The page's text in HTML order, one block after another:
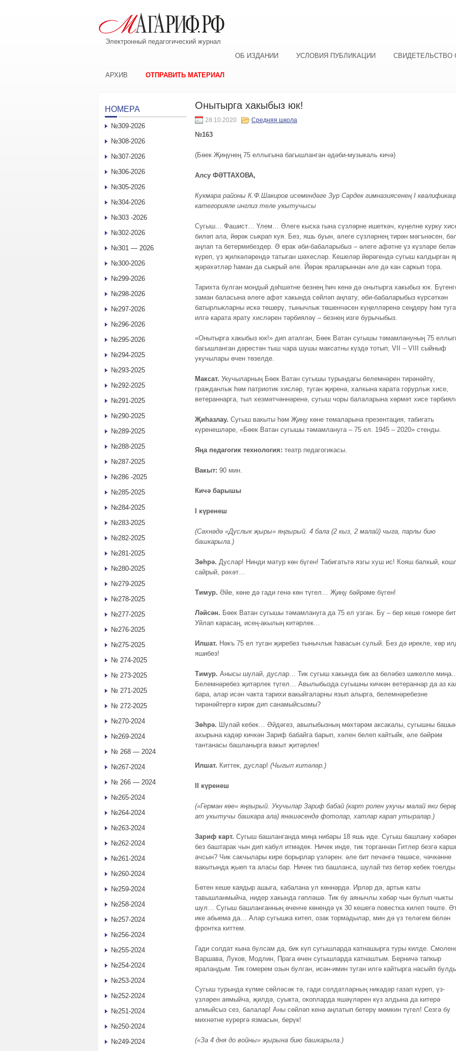
Электронный педагогический журнал
ОБ ИЗДАНИИ
УСЛОВИЯ ПУБЛИКАЦИИ СВИДЕТЕЛЬСТВО
АРХИВ ОТПРАВИТЬ МАТЕРИАЛ
Онытырга хакыбыз юк!
28.10.2020 Средняя школа
№163
(Бөек Җиңүнең 75 еллыгына багышланган әдәби-музыкаль кичә)
Алсу ФӘТТАХОВА,
Кукмара районы К.Ф.Шакиров исемендәге Зур Сәрдек гимназиясенең I
категорияле инглиз теле укытучысы
Сугыш… Фашист… Үлем… Әлеге кыска гына сүзләрне ишеткәч, күңелне курку
биләп ала, йөрәк сыкрап куя. Без, яшь буын, әлеге сүзләрнең тирән мәгънәсен,
аңлап та бетермибездер. Ә ерак әби-бабаларыбыз – әлеге афәтне үз күзләре
күреп, үз җилкәләрендә татыган шәхесләр. Кешеләр йөрәгендә сугыш калдырган
җәрәхәтләр һаман да сыкрый әле. Йөрәк яраларыннан әле дә кан саркып тора.
Тарихта булган мондый дәһшәтне безнең һич кенә дә онытырга хакыбыз юк.
заман баласына әлеге афәт хакында сөйләп аңлату, әби-бабаларыбыз күрсәткән
батырлыкларны искә төшерү, тынычлык төшенчәсен күңелләренә сеңдерү һәм
илгә карата ярату хисләрен тәрбияләү – безнең изге бурычыбыз.
«Онытырга хакыбыз юк!» дип аталган, Бөек Ватан сугышы тәмамлануның 75
багышланган дәрестән тыш чара шушы максатны күздә тотып, VII – VIII сыйныф
укучылары өчен төзелде.
Максат. Укучыларның Бөек Ватан сугышы турындагы белемнәрен тирәнәйтү,
гражданлык һәм патриотик хисләр, туган җиренә, халкына карата горурлык хисе,
ветераннарга, тыл хезмәтчәннәренә, сугыш чоры балаларына хөрмәт хисе
Җиһазлау. Сугыш вакыты һәм Җиңү көне темаларына презентация, табигать
күренешләре, «Бөек Ватан сугышы тәмамлануга – 75 ел. 1945 – 2020» стенды.
Яңа педагогик технология: театр педагогикасы.
Вакыт: 90 мин.
Кичә барышы
I күренеш
(Сәхнәдә «Дуслык җыры» яңгырый. 4 бала (2 кыз, 2 малай) чыга, парлы бию
башкарыла.)
Зөһрә. Дуслар! Нинди матур көн бүген! Табигатьтә язгы хуш ис! Кояш балкый,
сайрый, рәхәт…
Тимур. Әйе, көне дә гади генә көн түгел… Җиңү бәйрәме бүген!
Ләйсән. Бөек Ватан сугышы тәмамлануга да 75 ел узган. Бу – бер кеше гомере
Уйлап карасаң, исең-акылың китәрлек…
Илшат. Нәкъ 75 ел туган җиребез тынычлык һавасын сулый. Без дә ирекле, хөр
яшибез!
Тимур. Анысы шулай, дуслар… Тик сугыш хакында бик аз беләбез шикелле
Белемнәребез җитәрлек түгел… Авылыбызда сугышны кичкән ветераннар да аз
бара, алар исән чакта тарихи вакыйгаларны язып алырга, белемнәребезне
тирәнәйтергә кирәк дип санамыйсызмы?
Зөһрә. Шулай кебек… Әйдәгез, авылыбызның мөхтәрәм аксакалы, сугышны
ахырына кадәр кичкән Зариф бабайга барып, хәлен белеп кайтыйк, әле бәйрәм
тантанасы башланырга вакыт җитәрлек!
Илшат. Киттек, дуслар! (Чыгып китәләр.)
II күренеш
(«Герман көе» яңгырый. Укучылар Зариф бабай (карт ролен укучы малай яки
ат укытучы башкара ала) янәшәсендә фотолар, хатлар карап утыралар.)
Зариф карт. Сугыш башланганда миңа нибары 18 яшь иде. Сугыш башлану
без баштарак чын дип кабул итмәдек. Ничек инде, тик торганнан Гитлер безгә
ачсын? Чик сакчылары кире борырлар үзләрен: әле бит печәнгә төшәсе, чәчкәнне
вакытында җыеп та аласы бар. Ничек тиз башланса, шулай тиз бетәр кебек тоелды.
Бөтен кеше каядыр ашыга, кабалана ул көннәрдә. Ирләр дә, артык каты
тавышланмыйча, нидер хакында гәпләшә. Тик бу аянычлы хәбәр чын булып чыкты
шул… Сугыш башланганның өченче көнендә үк 30 кешегә повестка килеп төште.
ике абыема да… Алар сугышка китеп, озак тормадылар, мин дә үз теләгем белән
фронтка киттем.
Гади солдат кына булсам да, бик күп сугышларда катнашырга туры килде.
Варшава, Луков, Модлин, Прага өчен сугышларда катнаштым. Берничә тапкыр
яраландым. Тик гомерем озын булган, исән-имин туган илгә кайтырга насыйп
Сугыш турында күпме сөйләсәк тә, гади солдатларның никадәр газап күреп, үз-
үзләрен аямыйча, җилдә, суыкта, окопларда яшәүләрен күз алдына да китерә
алмыйсыз сез, балалар! Аны сөйләп кенә аңлатып бетерү мөмкин түгел! Сезгә бу
михнәтне курергә язмасын, берүк!
(«За 4 дня до войны» җырына бию башкарыла.)
НОМЕРА
№309-2026
№308-2026
№307-2026
№306-2026
№305-2026
№304-2026
№303 -2026
№302-2026
№301 — 2026
№300-2026
№299-2026
№298-2026
№297-2026
№296-2026
№295-2026
№294-2025
№293-2025
№292-2025
№291-2025
№290-2025
№289-2025
№288-2025
№287-2025
№286 -2025
№285-2025
№284-2025
№283-2025
№282-2025
№281-2025
№280-2025
№279-2025
№278-2025
№277-2025
№276-2025
№275-2025
№ 274-2025
№ 273-2025
№ 271-2025
№ 272-2025
№270-2024
№269-2024
№ 268 — 2024
№267-2024
№ 266 — 2024
№265-2024
№264-2024
№263-2024
№262-2024
№261-2024
№260-2024
№259-2024
№258-2024
№257-2024
№256-2024
№255-2024
№254-2024
№253-2024
№252-2024
№251-2024
№250-2024
№249-2024